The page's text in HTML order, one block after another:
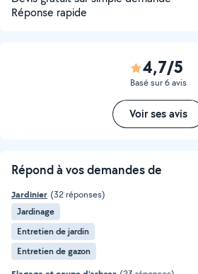
Réponse rapide
4,7/5
Basé sur 6 avis
Voir ses avis
Répond à vos demandes de
Jardinier (32 réponses)
Jardinage
Entretien de jardin
Entretien de gazon